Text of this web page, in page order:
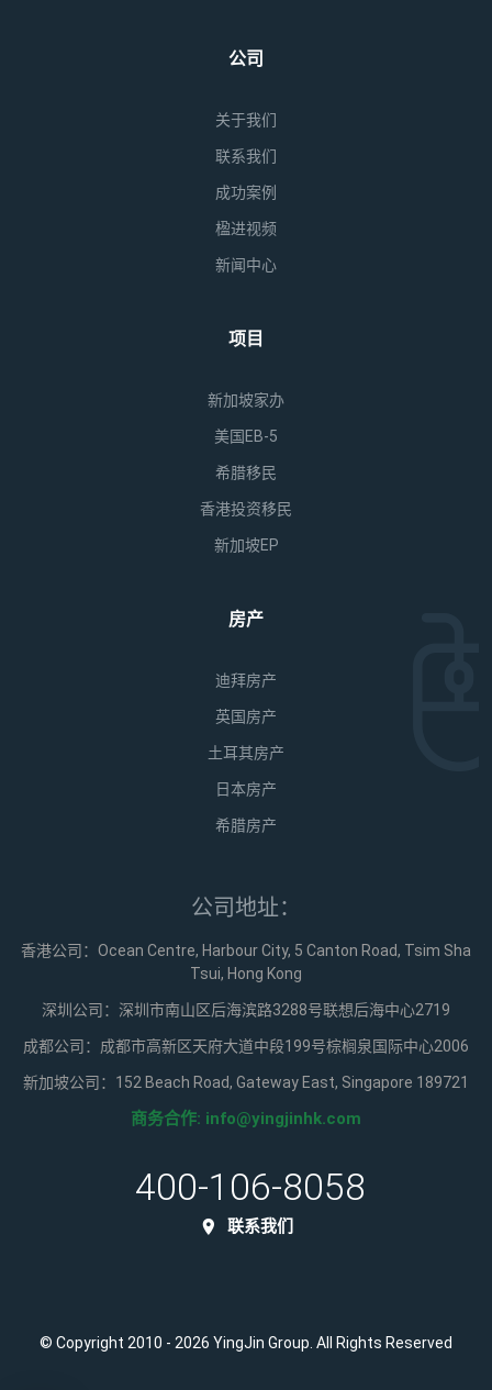
公司
关于我们
联系我们
成功案例
楹进视频
新闻中心
项目
新加坡家办
美国EB-5
希腊移民
香港投资移民
新加坡EP
房产
迪拜房产
英国房产
土耳其房产
日本房产
希腊房产
公司地址：
香港公司：Ocean Centre, Harbour City, 5 Canton Road, Tsim Sha
Tsui, Hong Kong
深圳公司：深圳市南山区后海滨路3288号联想后海中心2719
成都公司：成都市高新区天府大道中段199号棕榈泉国际中心2006
新加坡公司：152 Beach Road, Gateway East, Singapore 189721
商务合作: info@yingjinhk.com
400-106-8058
联系我们
© Copyright 2010 - 2026 YingJin Group. All Rights Reserved